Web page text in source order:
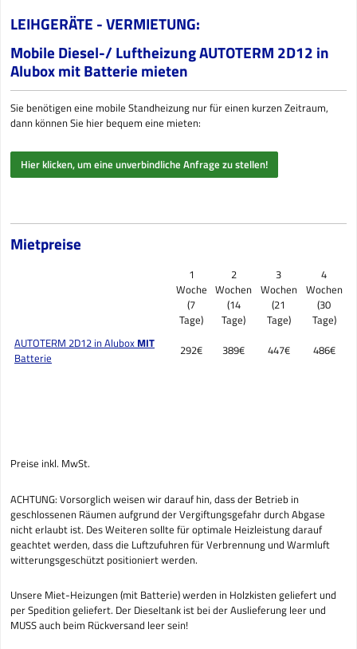
LEIHGERÄTE - VERMIETUNG:
Mobile Diesel-/ Luftheizung AUTOTERM 2D12 in
Alubox mit Batterie mieten
Sie benötigen eine mobile Standheizung nur für einen kurzen Zeitraum,
dann können Sie hier bequem eine mieten:
Hier klicken, um eine unverbindliche Anfrage zu stellen!
Mietpreise
1
Woche
(7
Tage)
2
Wochen
(14
Tage)
3
Wochen
(21
Tage)
4
Wochen
(30
Tage)
AUTOTERM 2D12 in Alubox MIT
Batterie
292€ 389€ 447€ 486€
Preise inkl. MwSt.
ACHTUNG: Vorsorglich weisen wir darauf hin, dass der Betrieb in
geschlossenen Räumen aufgrund der Vergiftungsgefahr durch Abgase
nicht erlaubt ist. Des Weiteren sollte für optimale Heizleistung darauf
geachtet werden, dass die Luftzufuhren für Verbrennung und Warmluft
witterungsgeschützt positioniert werden.
Unsere Miet-Heizungen (mit Batterie) werden in Holzkisten geliefert und
per Spedition geliefert. Der Dieseltank ist bei der Auslieferung leer und
MUSS auch beim Rückversand leer sein!